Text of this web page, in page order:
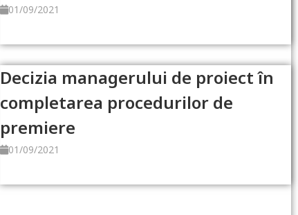
01/09/2021
Decizia managerului de proiect în
completarea procedurilor de
premiere
01/09/2021